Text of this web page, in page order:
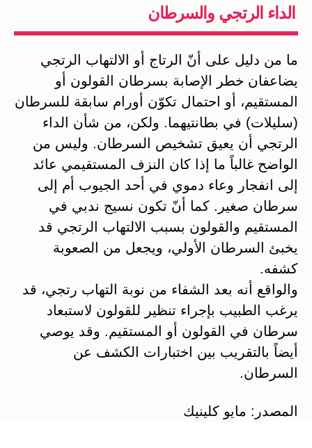
الداء الرتجي والسرطان
ما من دليل على أنّ الرتاج أو الالتهاب الرتجي
يضاعفان خطر الإصابة بسرطان القولون أو
المستقيم، أو احتمال تكوّن أورام سابقة للسرطان
(سليلات) في بطانتيهما. ولكن، من شأن الداء
الرتجي أن يعيق تشخيص السرطان. وليس من
الواضح غالباً ما إذا كان النزف المستقيمي عائد
إلى انفجار وعاء دموي في أحد الجيوب أم إلى
سرطان صغير. كما أنّ تكون نسيج ندبي في
المستقيم والقولون بسبب الالتهاب الرتجي قد
يخبئ السرطان الأولي، ويجعل من الصعوبة
كشفه.
والواقع أنه بعد الشفاء من نوبة التهاب رتجي، قد
يرغب الطبيب بإجراء تنظير للقولون لاستبعاد
سرطان في القولون أو المستقيم. وقد يوصي
أيضاً بالتقريب بين اختبارات الكشف عن
السرطان.
المصدر: مايو كلينيك